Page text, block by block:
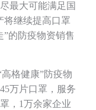
最大可能满足国
将继续提高口罩
的防疫物资销售
格健康”防疫物
万片口罩，服务
，1万余家企业